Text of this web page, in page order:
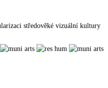
středověké vizuální kultury